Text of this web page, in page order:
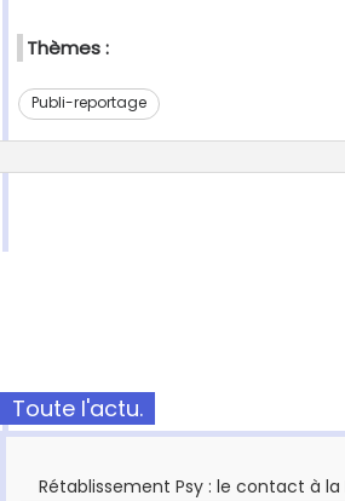
Thèmes :
Publi-reportage
Toute l'actu.
Rétablissement Psy : le contact à